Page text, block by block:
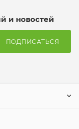
и новостей
ПОДПИСАТЬСЯ